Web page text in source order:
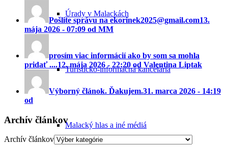
Úrady v Malackách
Turisticko-informačná kancelária
Malacký hlas a iné médiá
Pošlite správu na ekorinek2025@gmail.com13.
mája 2026 - 07:09 od MM
prosím viac informácií ako by som sa mohla
pridať ....12. mája 2026 - 22:20 od Valentina Liptak
Výborný článok. Ďakujem.31. marca 2026 - 14:19
od
Archív článkov
Archív článkov